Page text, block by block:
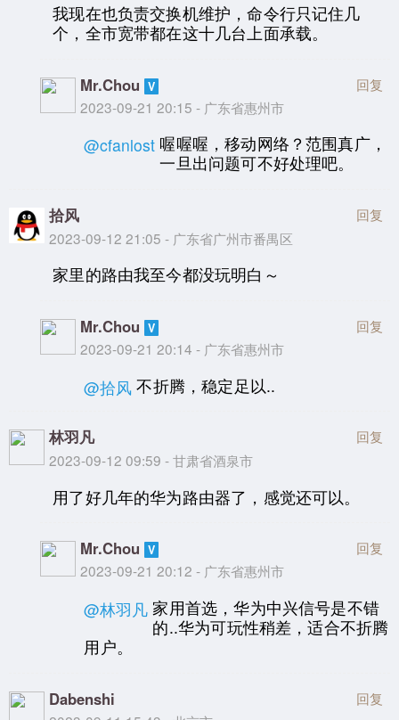
我现在也负责交换机维护，命令行只记住几
个，全市宽带都在这十几台上面承载。
Mr.Chou
2023-09-21 20:15 - 广东省惠州市
回复
@cfanlost 喔喔喔，移动网络？范围真广，
一旦出问题可不好处理吧。
拾风
2023-09-12 21:05 - 广东省广州市番禺区
回复
家里的路由我至今都没玩明白～
Mr.Chou
2023-09-21 20:14 - 广东省惠州市
回复
@拾风 不折腾，稳定足以..
林羽凡
2023-09-12 09:59 - 甘肃省酒泉市
回复
用了好几年的华为路由器了，感觉还可以。
Mr.Chou
2023-09-21 20:12 - 广东省惠州市
回复
@林羽凡 家用首选，华为中兴信号是不错
的..华为可玩性稍差，适合不折腾
用户。
Dabenshi 回复